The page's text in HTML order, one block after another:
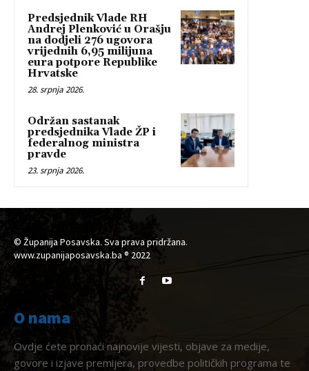
Predsjednik Vlade RH
Andrej Plenković u Orašju
na dodjeli 276 ugovora
vrijednih 6,95 milijuna
eura potpore Republike
Hrvatske
28. srpnja 2026.
Održan sastanak
predsjednika Vlade ŽP i
federalnog ministra
pravde
23. srpnja 2026.
© Županija Posavska. Sva prava pridržana.
www.zupanijaposavska.ba ® 2022
O nama
Ovdje ćete pronaći najnovije vijesti, objave za medije,
govore i izjave premijera, provedbe političkih programa te